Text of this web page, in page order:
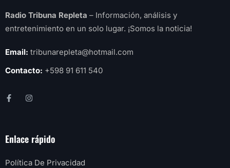
Radio Tribuna Repleta – Información, análisis y
entretenimiento en un solo lugar. ¡Somos la noticia!
Email: tribunarepleta@hotmail.com
Contacto: +598 91 611 540
Enlace rápido
Política De Privacidad